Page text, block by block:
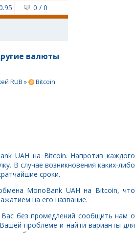
0 / 0
валюты
RUB »
Bitcoin
UAH на Bitcoin. Напротив каждого
В случае возникновения каких-либо
сроки.
MonoBank UAH на Bitcoin, что
на его название.
Вас без промедлений сообщить нам о
проблеме и найти варианты для